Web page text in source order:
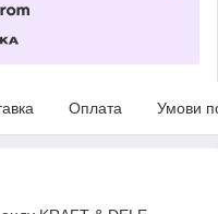
Оплата Умови